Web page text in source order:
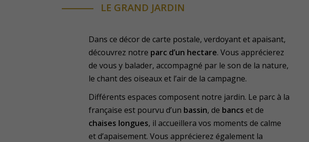
LE GRAND JARDIN
Dans ce décor de carte postale, verdoyant et apaisant,
découvrez notre parc d’un hectare. Vous apprécierez
de vous y balader, accompagné par le son de la nature,
le chant des oiseaux et l’air de la campagne.
Différents espaces composent notre jardin. Le parc à la
française est pourvu d’un bassin, de bancs et de
chaises longues, il accueillera vos moments de calme
et d’apaisement. Vous apprécierez également la